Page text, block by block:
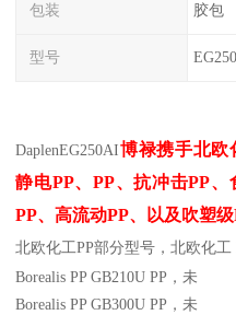
包装 胶包
型号
DaplenEG250AI博禄携手北欧
静电PP、PP、抗冲击PP、
PP、高流动PP、以及吹塑级
北欧化工PP部分型号，北欧化工
Borealis PP GB210U PP ，未
Borealis PP GB300U PP ，未